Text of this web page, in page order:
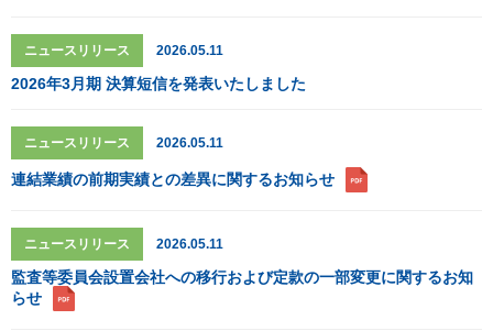
ニュースリリース 2026.05.11
2026年3月期 決算短信を発表いたしました
ニュースリリース 2026.05.11
連結業績の前期実績との差異に関するお知らせ
ニュースリリース 2026.05.11
監査等委員会設置会社への移行および定款の一部変更に関するお知
らせ